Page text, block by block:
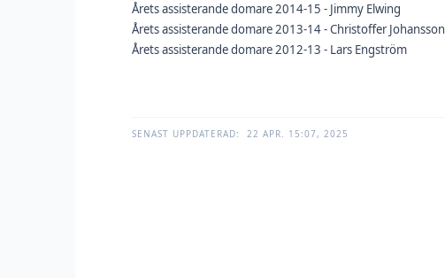
Årets assisterande domare 2014-15 - Jimmy Elwing
Årets assisterande domare 2013-14 - Christoffer Johansson
Årets assisterande domare 2012-13 - Lars Engström
SENAST UPPDATERAD: 22 APR. 15:07, 2025